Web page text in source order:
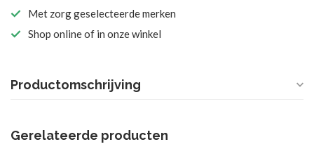
Met zorg geselecteerde merken
Shop online of in onze winkel
Productomschrijving
Gerelateerde producten